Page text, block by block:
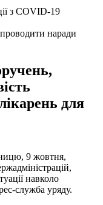
наради
для
9 жовтня,
навколо
служба уряду.